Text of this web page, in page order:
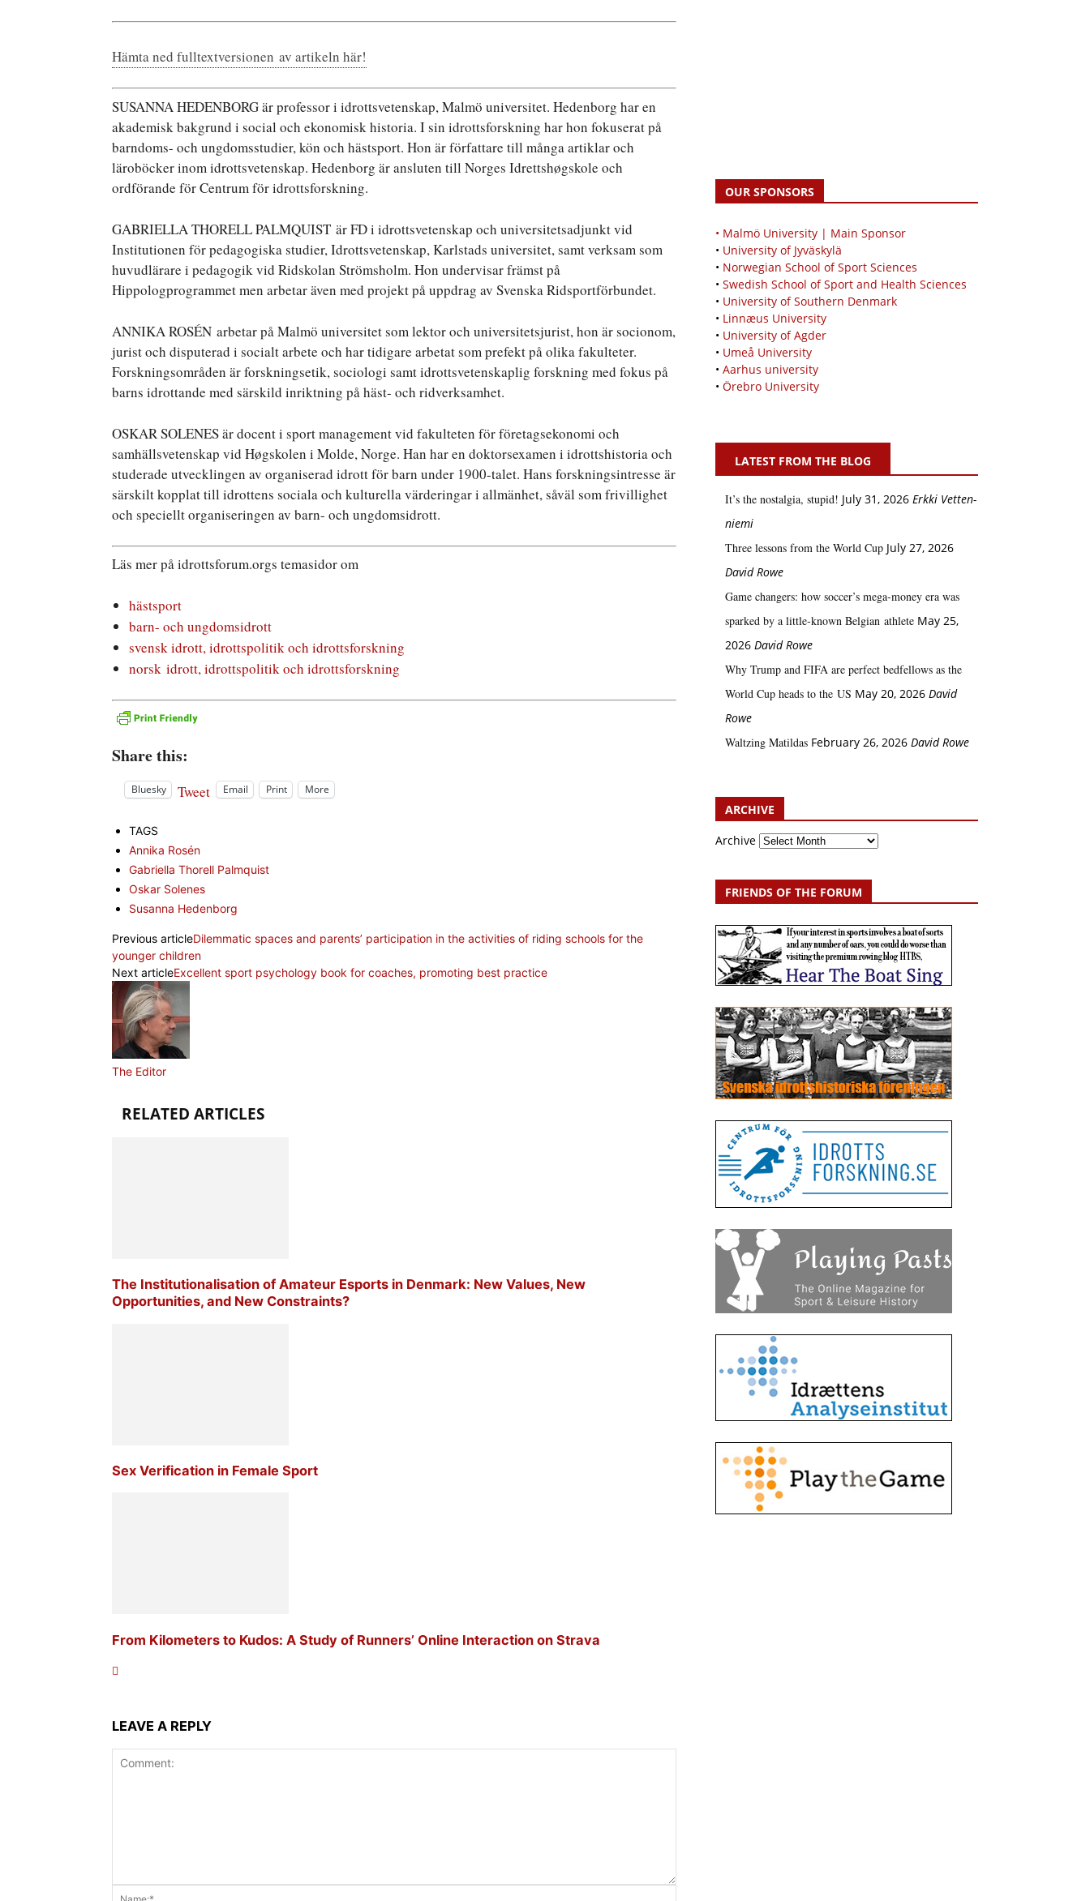
Hämta ned fulltextversionen av artikeln här!
SUSANNA HEDENBORG är professor i idrottsvetenskap, Malmö universitet. Hedenborg har en
akademisk bakgrund i social och ekonomisk historia. I sin idrottsforskning har hon fokuserat på
barndoms- och ungdomsstudier, kön och hästsport. Hon är författare till många artiklar och
läroböcker inom idrottsvetenskap. Hedenborg är ansluten till Norges Idrettshøgskole och
ordförande för Centrum för idrottsforskning.
GABRIELLA THORELL PALMQUIST är FD i idrottsvetenskap och universitetsadjunkt vid
Institutionen för pedagogiska studier, Idrottsvetenskap, Karlstads universitet, samt verksam som
huvudlärare i pedagogik vid Ridskolan Strömsholm. Hon undervisar främst på
Hippologprogrammet men arbetar även med projekt på uppdrag av Svenska Ridsportförbundet.
ANNIKA ROSÉN arbetar på Malmö universitet som lektor och universitetsjurist, hon är socionom,
jurist och disputerad i socialt arbete och har tidigare arbetat som prefekt på olika fakulteter.
Forskningsområden är forskningsetik, sociologi samt idrottsvetenskaplig forskning med fokus på
barns idrottande med särskild inriktning på häst- och ridverksamhet.
OSKAR SOLENES är docent i sport management vid fakulteten för företagsekonomi och
samhällsvetenskap vid Høgskolen i Molde, Norge. Han har en doktorsexamen i idrottshistoria och
studerade utvecklingen av organiserad idrott för barn under 1900-talet. Hans forskningsintresse är
särskilt kopplat till idrottens sociala och kulturella värderingar i allmänhet, såväl som frivillighet
och speciellt organiseringen av barn- och ungdomsidrott.
Läs mer på idrottsforum.orgs temasidor om
hästsport
barn- och ungdomsidrott
svensk idrott, idrottspolitik och idrottsforskning
norsk idrott, idrottspolitik och idrottsforskning
Share this:
Bluesky Tweet Email Print More
TAGS
Annika Rosén
Gabriella Thorell Palmquist
Oskar Solenes
Susanna Hedenborg
Previous articleDilemmatic spaces and parents’ participation in the activities of riding schools for the
younger children
Next articleExcellent sport psychology book for coaches, promoting best practice
The Editor
RELATED ARTICLES
The Institutionalisation of Amateur Esports in Denmark: New Values, New
Opportunities, and New Constraints?
Sex Verification in Female Sport
From Kilometers to Kudos: A Study of Runners’ Online Interaction on Strava
LEAVE A REPLY
OUR SPONSORS
• Malmö University | Main Sponsor
• University of Jyväskylä
• Norwegian School of Sport Sciences
• Swedish School of Sport and Health Sciences
• University of Southern Denmark
• Linnæus University
• University of Agder
• Umeå University
• Aarhus university
• Örebro University
LATEST FROM THE BLOG
It’s the nostalgia, stupid! July 31, 2026 Erkki Vetten­­
niemi
Three lessons from the World Cup July 27, 2026
David Rowe
Game changers: how soccer’s mega‑money era was
sparked by a little‑known Belgian athlete May 25,
2026 David Rowe
Why Trump and FIFA are perfect bedfellows as the
World Cup heads to the US May 20, 2026 David
Rowe
Waltzing Matildas February 26, 2026 David Rowe
ARCHIVE
Archive
FRIENDS OF THE FORUM